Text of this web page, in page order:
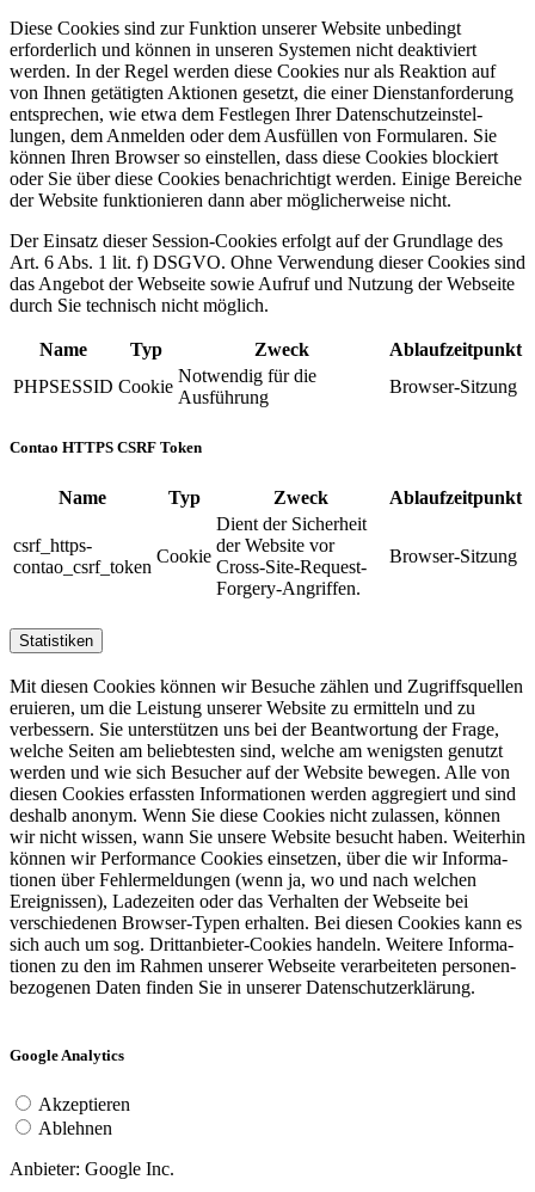
Diese Cookies sind zur Funktion unserer Website unbedingt
erforderlich und können in unseren Systemen nicht deaktiviert
werden. In der Regel werden diese Cookies nur als Reaktion auf
von Ihnen getätigten Aktionen gesetzt, die einer Dienst­an­for­derung
entsprechen, wie etwa dem Festlegen Ihrer Datenschutz­ein­stel­
lungen, dem Anmelden oder dem Ausfüllen von Formularen. Sie
können Ihren Browser so einstellen, dass diese Cookies blockiert
oder Sie über diese Cookies benach­richtigt werden. Einige Bereiche
der Website funktio­nieren dann aber möglicherweise nicht.
Der Einsatz dieser Session-Cookies erfolgt auf der Grundlage des
Art. 6 Abs. 1 lit. f) DSGVO. Ohne Verwendung dieser Cookies sind
das Angebot der Webseite sowie Aufruf und Nutzung der Webseite
durch Sie technisch nicht möglich.
Name Typ Zweck
Ablaufzeitpunkt
PHPSESSID Cookie
Notwendig für die
Ausführung
Browser-Sitzung
Contao HTTPS CSRF Token
Name Typ Zweck Ablaufzeitpunkt
csrf_https-
contao_csrf_token
Cookie
Dient der Sicherheit
der Website vor
Cross-Site-Request-
Forgery-Angriffen.
Browser-Sitzung
Statistiken
Mit diesen Cookies können wir Besuche zählen und Zugriffs­quellen
eruieren, um die Leistung unserer Website zu ermitteln und zu
verbessern. Sie unterstützen uns bei der Beantwortung der Frage,
welche Seiten am belieb­testen sind, welche am wenigsten genutzt
werden und wie sich Besucher auf der Website bewegen. Alle von
diesen Cookies erfassten Informa­tionen werden aggregiert und sind
deshalb anonym. Wenn Sie diese Cookies nicht zulassen, können
wir nicht wissen, wann Sie unsere Website besucht haben. Weiterhin
können wir Performance Cookies einsetzen, über die wir Informa­
tionen über Fehler­mel­dungen (wenn ja, wo und nach welchen
Ereignissen), Ladezeiten oder das Verhalten der Webseite bei
verschiedenen Browser-Typen erhalten. Bei diesen Cookies kann es
sich auch um sog. Drittan­bieter-Cookies handeln. Weitere Informa­
tionen zu den im Rahmen unserer Webseite verarbeiteten personen­
be­zogenen Daten finden Sie in unserer Datenschutz­er­klärung.
Google Analytics
Akzeptieren
Ablehnen
Anbieter: Google Inc.